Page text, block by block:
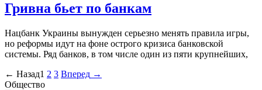
Гривна бьет по банкам
Нацбанк Украины вынужден серьезно менять правила игры,
но реформы идут на фоне острого кризиса банковской
системы. Ряд банков, в том числе один из пяти крупнейших,
Пагинация
← Назад1 2 3 Вперед →
Общество